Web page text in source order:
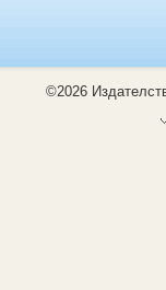
©2026